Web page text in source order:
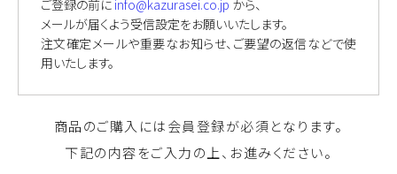
ご登録の前に info@kazurasei.co.jp から、
メールが届くよう受信設定をお願いいたします。
注文確定メールや重要なお知らせ、ご要望の返信などで使
用いたします。
商品のご購入には会員登録が必須となります。
下記の内容をご入力の上、お進みください。